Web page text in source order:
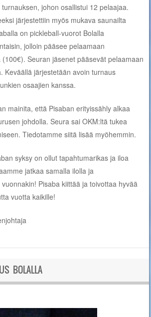
johon osallistui 12 pelaajaa.
järjestettiin myös mukava saunailta
on pickleball-vuorot Bolalla
jolloin pääsee pelaamaan
Seuran jäsenet pääsevät pelaamaan
Keväällä järjestetään avoin turnaus
osaajien kanssa.
mainita, että Pisaban erityissähly alkaa
johdolla. Seura sai OKM:ltä tukea
Tiedotamme siitä lisää myöhemmin.
syksy on ollut tapahtumarikas ja iloa
jatkaa samalla ilolla ja
Pisaba kiittää ja toivottaa hyvää
vuotta kaikille!
BOLALLA